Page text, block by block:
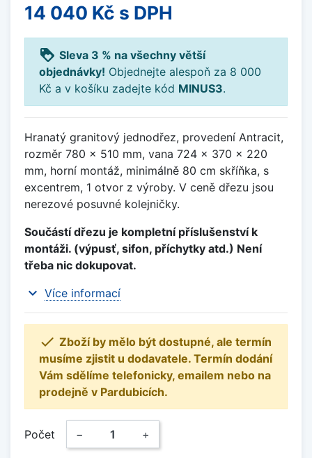
14 040 Kč s DPH
loyalty Sleva 3 % na všechny větší
objednávky! Objednejte alespoň za 8 000
Kč a v košíku zadejte kód MINUS3.
Hranatý granitový jednodřez, provedení Antracit,
rozměr 780 x 510 mm, vana 724 x 370 x 220
mm, horní montáž, minimálně 80 cm skříňka, s
excentrem, 1 otvor z výroby. V ceně dřezu jsou
nerezové posuvné kolejničky.
Součástí dřezu je kompletní příslušenství k
montáži. (výpusť, sifon, příchytky atd.) Není
třeba nic dokupovat.
expand_more Více informací
 Zboží by mělo být dostupné, ale termín
musíme zjistit u dodavatele. Termín dodání
Vám sdělíme telefonicky, emailem nebo na
prodejně v Pardubicích.
Počet − +